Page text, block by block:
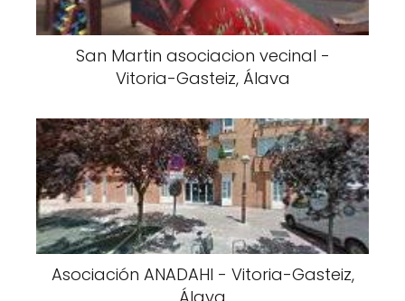
San Martin asociacion vecinal -
Vitoria-Gasteiz, Álava
Asociación ANADAHI - Vitoria-Gasteiz,